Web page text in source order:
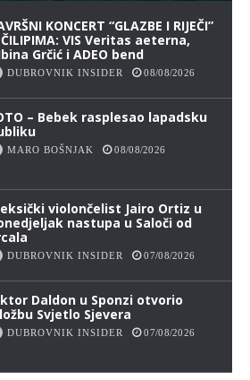
KONCERT “GLAZBE I RIJEČI”
VIS Veritas aeterna,
Grčić i ADEO bend
DUBROVNIK INSIDER 08/08/2026
– Bebek rasplesao lapadsku
MARO BOŠNJAK 08/08/2026
violončelist Jairo Ortiz u
nastupa u Saloči od
DUBROVNIK INSIDER 07/08/2026
Daldon u Sponzi otvorio
Svjetlo Sjevera
DUBROVNIK INSIDER 07/08/2026